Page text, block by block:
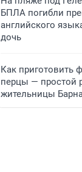
БПЛА погибли
английского
дочь
Как приготовить
перцы — простой
жительницы